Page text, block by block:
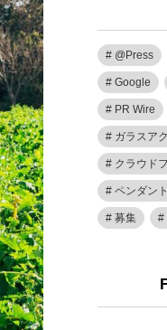
@Press
Google
PR Wire
ガラスア
クラウド
ペンダント
募集